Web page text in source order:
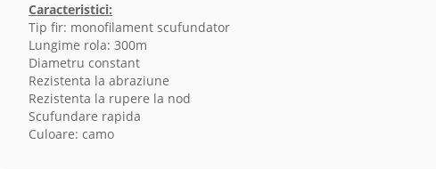
Caracteristici:
Tip fir: monofilament scufundator
Lungime rola: 300m
Diametru constant
Rezistenta la abraziune
Rezistenta la rupere la nod
Scufundare rapida
Culoare: camo